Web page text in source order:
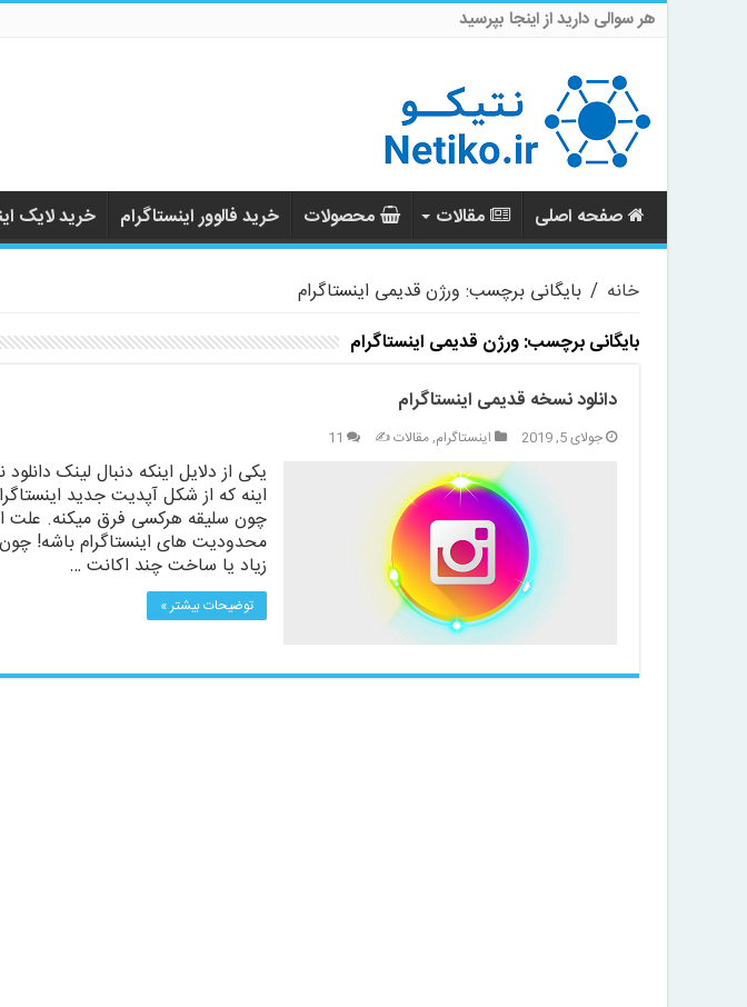
هر سوالی دارید از اینجا بپرسید
صفحه اصلی مقالات محصولات خرید فالوور اینستاگرام خرید لایک
خانه / بایگانی برچسب: ورژن قدیمی اینستاگرام
بایگانی برچسب:ورژن قدیمی اینستاگرام
دانلود نسخه قدیمی اینستاگرام
جولای 5, 2019 اینستاگرام,مقالات ✍️ 11
یکی از دلایل اینکه دنبال لینک
اینه که از شکل آپدیت جدید
چون سلیقه هرکسی فرق میکنه. علت
محدودیت های اینستاگرام باشه!
زیاد یا ساخت چند اکانت …
توضیحات بیشتر »